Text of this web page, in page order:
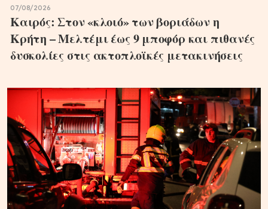
07/08/2026
Καιρός: Στον «κλοιό» των βοριάδων η
Κρήτη – Μελτέμι έως 9 μποφόρ και πιθανές
δυσκολίες στις ακτοπλοϊκές μετακινήσεις